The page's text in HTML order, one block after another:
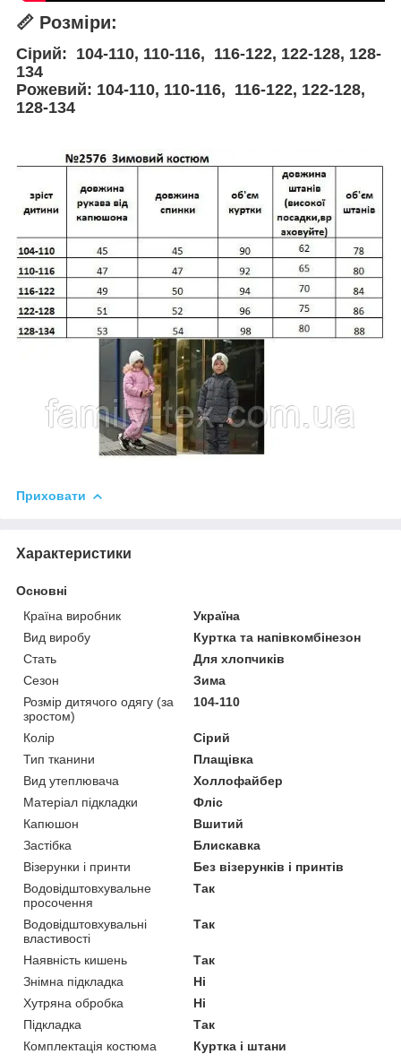
📏 Розміри:
Сірий: 104-110, 110-116, 116-122, 122-128, 128-
134
Рожевий: 104-110, 110-116, 116-122, 122-128,
128-134
Приховати
Характеристики
Основні
Країна виробник
Україна
Вид виробу
Куртка та напівкомбінезон
Стать
Для хлопчиків
Сезон
Зима
Розмір дитячого одягу (за
зростом)
104-110
Колір
Сірий
Тип тканини
Плащівка
Вид утеплювача
Холлофайбер
Матеріал підкладки
Фліс
Капюшон
Вшитий
Застібка
Блискавка
Візерунки і принти
Без візерунків і принтів
Водовідштовхувальне
просочення
Так
Водовідштовхувальні
властивості
Так
Наявність кишень
Так
Знімна підкладка
Ні
Хутряна обробка
Ні
Підкладка
Так
Комплектація костюма
Куртка і штани